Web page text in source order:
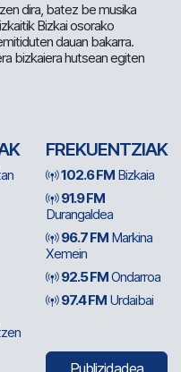
dira, batez be musika
Bizkai osorako
dauan bakarra.
bizkaiera hutsean egiten
FREKUENTZIAK
102.6 FM Bizkaia
91.9 FM
Durangaldea
96.7 FM Markina
Xemein
92.5 FMOndarroa
97.4 FM Urdaibai
Publizidadea